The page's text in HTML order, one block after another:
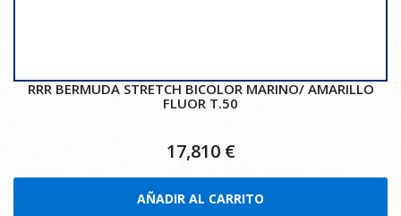
RRR BERMUDA STRETCH BICOLOR MARINO/ AMARILLO
FLUOR T.50
17,810€
AÑADIR AL CARRITO